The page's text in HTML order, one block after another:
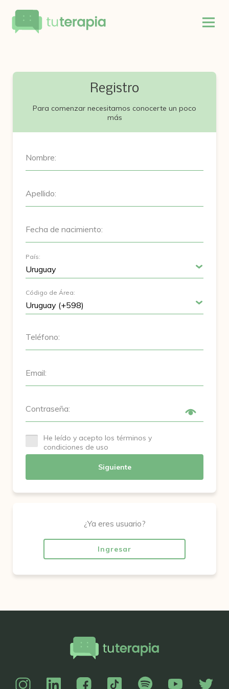
Registro
Para comenzar necesitamos conocerte un poco
más
Nombre:
Apellido:
Fecha de nacimiento:
País:
Código de Área:
Teléfono:
Email:
Contraseña:
He leído y acepto los términos y
condiciones de uso
Siguiente
¿Ya eres usuario?
Ingresar